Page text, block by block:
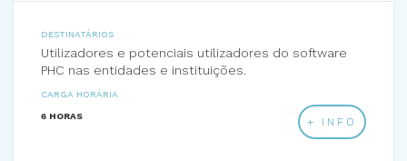
DESTINATÁRIOS
Utilizadores e potenciais utilizadores do software
PHC nas entidades e instituições.
CARGA HORÁRIA
6 HORAS + INFO